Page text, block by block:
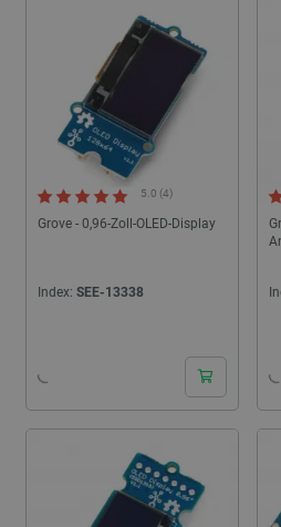
beste Zeit, um danach zu suchen, ist,
Ruhe in einem bewährten Geschäft
Grove - 0,96-Zoll-OLED-Display
5.0 (4)
Index: SEE-13338